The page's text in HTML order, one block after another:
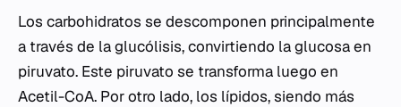
Los carbohidratos se descomponen principalmente
a través de la glucólisis, convirtiendo la glucosa en
piruvato. Este piruvato se transforma luego en
Acetil-CoA. Por otro lado, los lípidos, siendo más